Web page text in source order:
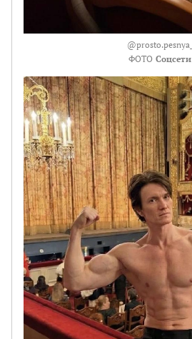
@prosto.pesnya_
ФОТО Соцсети